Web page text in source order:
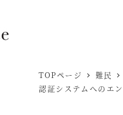
TOPページ 難民
認証システムへのエ